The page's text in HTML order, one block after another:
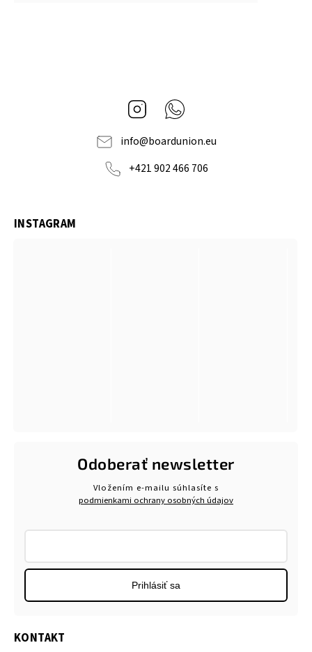
Instagram
info@boardunion.eu
+421 902 466 706
KONTAKT
INSTAGRAM
Odoberať newsletter
Vložením e-mailu súhlasíte s
podmienkami ochrany osobných údajov
Prihlásiť sa